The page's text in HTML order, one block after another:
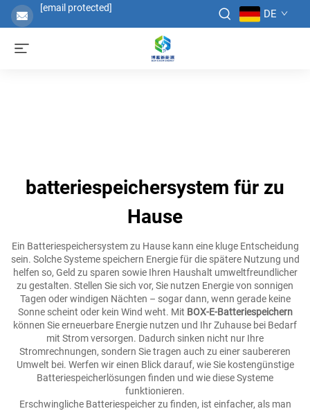
[email protected] DE
batteriespeichersystem für zu
Hause
Ein Batteriespeichersystem zu Hause kann eine kluge Entscheidung
sein. Solche Systeme speichern Energie für die spätere Nutzung und
helfen so, Geld zu sparen sowie Ihren Haushalt umweltfreundlicher
zu gestalten. Stellen Sie sich vor, Sie nutzen Energie von sonnigen
Tagen oder windigen Nächten – sogar dann, wenn gerade keine
Sonne scheint oder kein Wind weht. Mit BOX-E-Batteriespeichern
können Sie erneuerbare Energie nutzen und Ihr Zuhause bei Bedarf
mit Strom versorgen. Dadurch sinken nicht nur Ihre
Stromrechnungen, sondern Sie tragen auch zu einer saubereren
Umwelt bei. Werfen wir einen Blick darauf, wie Sie kostengünstige
Batteriespeicherlösungen finden und wie diese Systeme
funktionieren.
Erschwingliche Batteriespeicher zu finden, ist einfacher, als man